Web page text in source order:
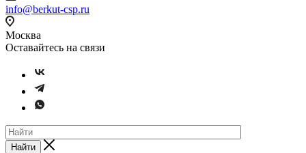
info@berkut-csp.ru
Москва
Оставайтесь на связи
Найти